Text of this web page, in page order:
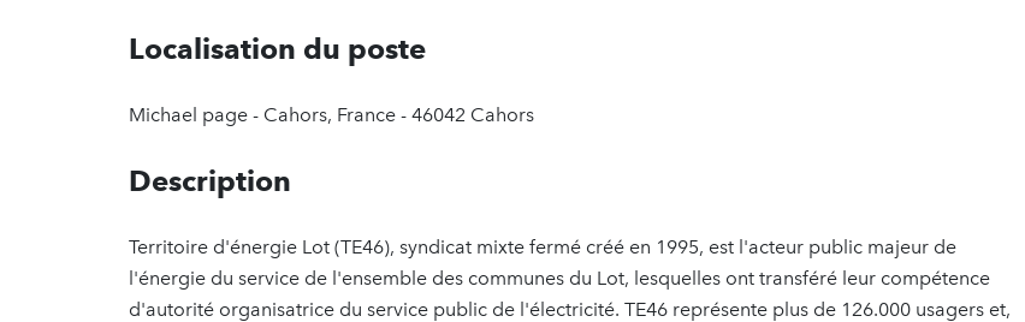
Localisation du poste
Michael page - Cahors, France - 46042 Cahors
Description
Territoire d'énergie Lot (TE46), syndicat mixte fermé créé en 1995, est l'acteur public majeur de
l'énergie du service de l'ensemble des communes du Lot, lesquelles ont transféré leur compétence
d'autorité organisatrice du service public de l'électricité. TE46 représente plus de 126.000 usagers et,